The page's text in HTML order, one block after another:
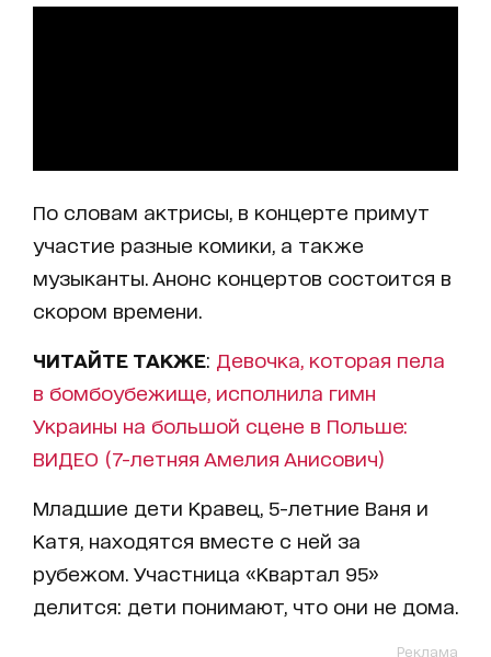
По словам актрисы, в концерте примут
участие разные комики, а также
музыканты. Анонс концертов состоится в
скором времени.
ЧИТАЙТЕ ТАКЖЕ: Девочка, которая пела
в бомбоубежище, исполнила гимн
Украины на большой сцене в Польше:
ВИДЕО (7-летняя Амелия Анисович)
Младшие дети Кравец, 5-летние Ваня и
Катя, находятся вместе с ней за
рубежом. Участница «Квартал 95»
делится: дети понимают, что они не дома.
Реклама